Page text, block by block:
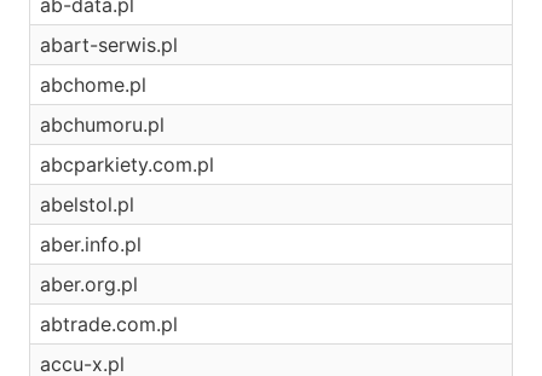
ab-data.pl
abart-serwis.pl
abchome.pl
abchumoru.pl
abcparkiety.com.pl
abelstol.pl
aber.info.pl
aber.org.pl
abtrade.com.pl
accu-x.pl